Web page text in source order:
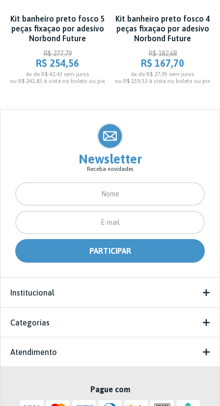
Kit banheiro preto fosco 5
peças fixaçao por adesivo
Norbond Future
R$ 277,79
R$ 254,56
6x de R$ 42,43 sem juros
ou R$ 241,83 à vista no boleto ou pix
Kit banheiro preto fosco 4
peças fixaçao por adesivo
Norbond Future
R$ 182,68
R$ 167,70
6x de R$ 27,95 sem juros
ou R$ 159,32 à vista no boleto ou pix
Newsletter
Receba novidades
Institucional
Categorias
Atendimento
Pague com